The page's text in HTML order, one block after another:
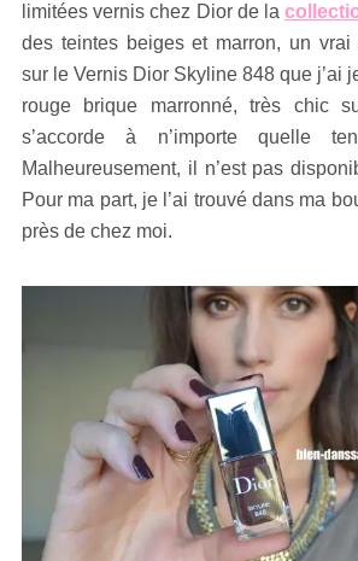
limitées vernis chez Dior de la
des teintes beiges et marron, un vrai
sur le Vernis Dior Skyline 848 que j’ai
rouge brique marronné, très chic
s’accorde à n’importe quelle
Malheureusement, il n’est pas
Pour ma part, je l’ai trouvé dans ma
près de chez moi.